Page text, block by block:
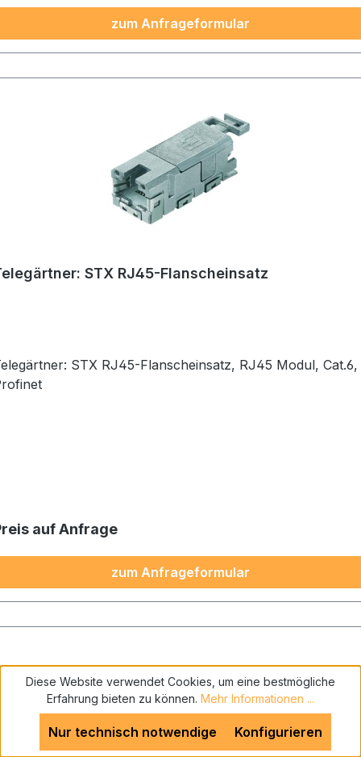
zum Anfrageformular
STX RJ45-Flanscheinsatz
STX RJ45-Flanscheinsatz, RJ45 Modul, Cat.6,
auf Anfrage
zum Anfrageformular
Diese Website verwendet Cookies, um eine bestmögliche
Erfahrung bieten zu können. Mehr Informationen ...
Nur technisch notwendige Konfigurieren